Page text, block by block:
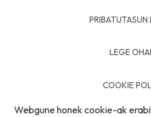
PRIBATUTASUN
LEGE
COOKIE
Webgune honek cookie-ak